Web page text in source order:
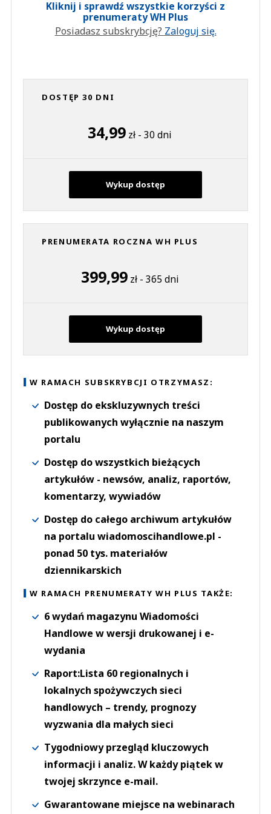
Kliknij i sprawdź wszystkie korzyści z
prenumeraty WH Plus
Posiadasz subskrybcję? Zaloguj się.
DOSTĘP 30 DNI
34,99 zł - 30 dni
Wykup dostęp
PRENUMERATA ROCZNA WH PLUS
399,99zł - 365 dni
Wykup dostęp
W RAMACH SUBSKRYBCJI OTRZYMASZ:
Dostęp do ekskluzywnych treści
publikowanych wyłącznie na naszym
portalu
Dostęp do wszystkich bieżących
artykułów - newsów, analiz, raportów,
komentarzy, wywiadów
Dostęp do całego archiwum artykułów
na portalu wiadomoscihandlowe.pl -
ponad 50 tys. materiałów
dziennikarskich
W RAMACH PRENUMERATY WH PLUS TAKŻE:
6 wydań magazynu Wiadomości
Handlowe w wersji drukowanej i e-
wydania
Raport:Lista 60 regionalnych i
lokalnych spożywczych sieci
handlowych – trendy, prognozy
wyzwania dla małych sieci
Tygodniowy przegląd kluczowych
informacji i analiz. W każdy piątek w
twojej skrzynce e-mail.
Gwarantowane miejsce na webinarach